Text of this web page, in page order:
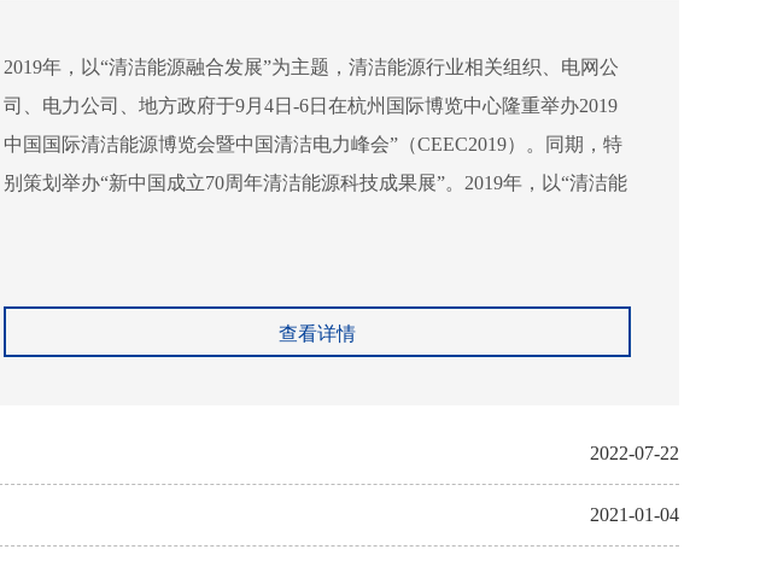
2019年，以“清洁能源融合发展”为主题，清洁能源行业相关组织、电网公
司、电力公司、地方政府于9月4日-6日在杭州国际博览中心隆重举办2019
中国国际清洁能源博览会暨中国清洁电力峰会”（CEEC2019）。同期，特
别策划举办“新中国成立70周年清洁能源科技成果展”。2019年，以“清洁能
查看详情
2022-07-22
2021-01-04